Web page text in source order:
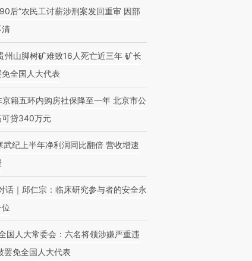
后”农民工讨薪涉刑案发回重审 因部
清
州山脚树矿难致16人死亡近三年 矿长
全国人大代表
京籍五环内购房社保降至一年 北京市公
可贷340万元
武纪上半年净利润同比翻倍 营收增速
话｜邱仁宗：临床研究参与者的安全永
国人大常委会：六名将领涉嫌严重违
罢免全国人大代表